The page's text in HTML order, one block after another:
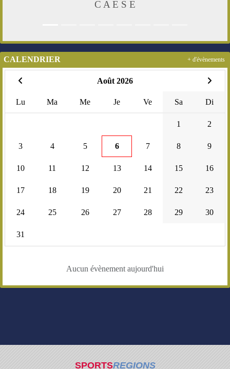
C A E S E
CALENDRIER
Août 2026
Lu Ma Me Je Ve Sa Di
1 2
3 4 5 6 7 8 9
10 11 12 13 14 15 16
17 18 19 20 21 22 23
24 25 26 27 28 29 30
31
Aucun évènement aujourd'hui
+ d'évènements
SPORTSREGIONS